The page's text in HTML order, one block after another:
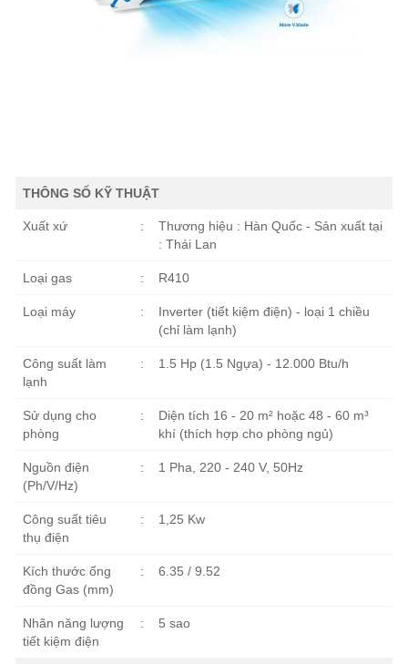
THÔNG SỐ KỸ THUẬT
Xuất xứ :
Thương hiệu : Hàn Quốc - Sản xuất tại
: Thái Lan
Loại gas : R410
Loại máy :
Inverter (tiết kiệm điện) - loại 1 chiều
(chỉ làm lạnh)
Công suất làm
lạnh
: 1.5 Hp (1.5 Ngựa) - 12.000 Btu/h
Sử dụng cho
phòng
:
Diện tích 16 - 20 m² hoặc 48 - 60 m³
khí (thích hợp cho phòng ngủ)
Nguồn điện
(Ph/V/Hz)
: 1 Pha, 220 - 240 V, 50Hz
Công suất tiêu
thụ điện
: 1,25 Kw
Kích thước ống
đồng Gas (mm)
: 6.35 / 9.52
Nhãn năng lượng
tiết kiệm điện
: 5 sao